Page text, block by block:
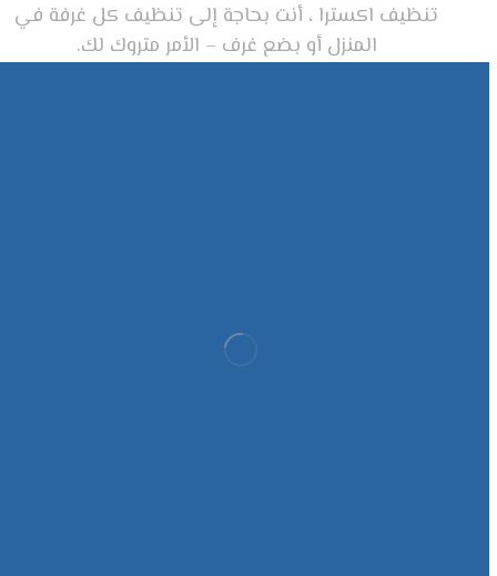
تنظيف اکسترا ، أنت بحاجة إلى تنظيف كل غرفة في
المنزل أو بضع غرف – الأمر متروك لك.